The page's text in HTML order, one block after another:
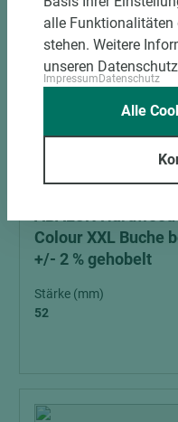
Colour XXL Buche
+/- 2 % gehobelt
Stärke (mm)
52
alle Funktionalitäten
stehen. Weitere
unseren
Impressum Datenschutz
Alle